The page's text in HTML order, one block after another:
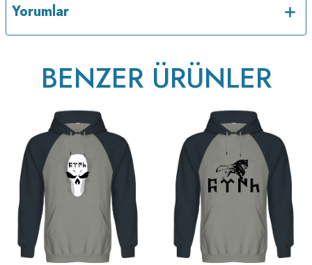
Yorumlar
BENZER ÜRÜNLER